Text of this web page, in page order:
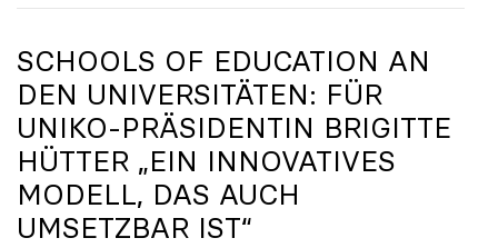
SCHOOLS OF EDUCATION AN
DEN UNIVERSITÄTEN: FÜR
UNIKO-PRÄSIDENTIN BRIGITTE
HÜTTER „EIN INNOVATIVES
MODELL, DAS AUCH
UMSETZBAR IST“